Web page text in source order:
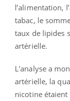
l’alimentation,
tabac, le
taux de lipides
artérielle.
L'analyse a
artérielle, la
nicotine